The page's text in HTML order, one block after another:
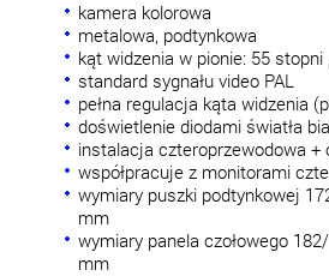
kamera kolorowa
metalowa, podtynkowa
kąt widzenia w pionie: 55
standard sygnału video PAL
pełna regulacja kąta widzenia
doświetlenie diodami światła
instalacja czteroprzewodowa +
współpracuje z monitorami
wymiary puszki podtynkowej
mm
wymiary panela czołowego
mm